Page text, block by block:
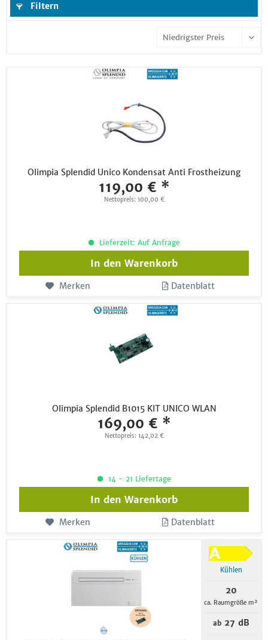
Filtern
Olimpia Splendid Unico Kondensat Anti Frostheizung
119,00 € *
Nettopreis: 100,00 €
Lieferzeit: Auf Anfrage
In den Warenkorb
Merken Datenblatt
Olimpia Splendid B1015 KIT UNICO WLAN
169,00 € *
Nettopreis: 142,02 €
14 - 21 Liefertage
In den Warenkorb
Merken Datenblatt
Kühlen
20
ca. Raumgröße m²
ab27 dB